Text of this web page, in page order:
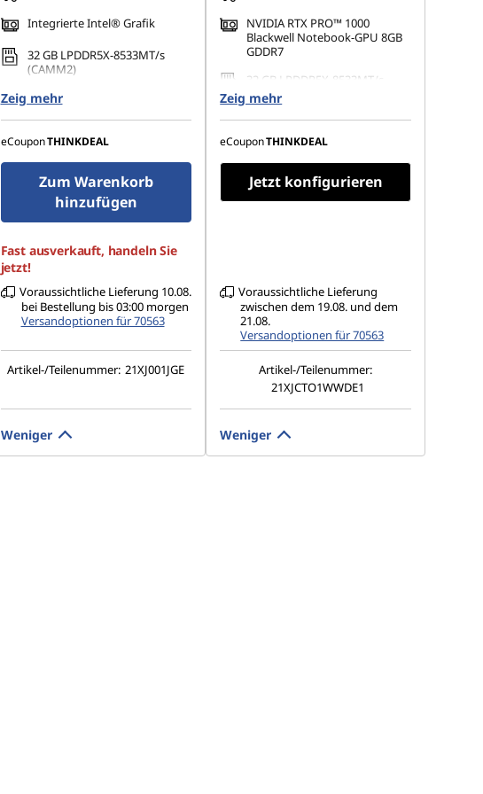
Integrierte Intel® Grafik
32 GB LPDDR5X-8533MT/s
(CAMM2)
1 TB SSD M.2 2280 PCIe 4.0 TLC
14,5" WUXGA (1920 x 1200),
Zeig mehr
eCouponTHINKDEAL
Zum Warenkorb
hinzufügen
Fast ausverkauft, handeln Sie
jetzt!
Voraussichtliche Lieferung 10.08.
bei Bestellung bis 03:00 morgen
Versandoptionen für 70563
Artikel-/Teilenummer: 21XJ001JGE
Weniger
NVIDIA RTX PRO™ 1000
Blackwell Notebook-GPU 8GB
GDDR7
32 GB LPDDR5X-8533MT/s
(CAMM2)
1 TB SSD M.2 2280 PCIe 5.0
Performance TLC Opal
14,5" WUXGA (1920 x 1200),
IPS, matt, Non-Touch, 45%
NTSC, 400 cd/m², 60 Hz
Zeig mehr
eCouponTHINKDEAL
Jetzt konfigurieren
Voraussichtliche Lieferung
zwischen dem 19.08. und dem
21.08.
Versandoptionen für 70563
Artikel-/Teilenummer:
21XJCTO1WWDE1
Weniger